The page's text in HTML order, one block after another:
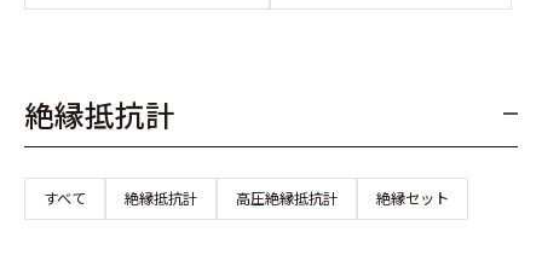
絶縁抵抗計
すべて 絶縁抵抗計 高圧絶縁抵抗計 絶縁セット